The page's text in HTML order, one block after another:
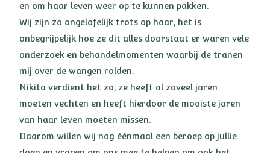
en om haar leven weer op te kunnen pakken.
Wij zijn zo ongelofelijk trots op haar, het is
onbegrijpelijk hoe ze dit alles doorstaat er waren vele
onderzoek en behandelmomenten waarbij de tranen
mij over de wangen rolden.
Nikita verdient het zo, ze heeft al zoveel jaren
moeten vechten en heeft hierdoor de mooiste jaren
van haar leven moeten missen.
Daarom willen wij nog éénmaal een beroep op jullie